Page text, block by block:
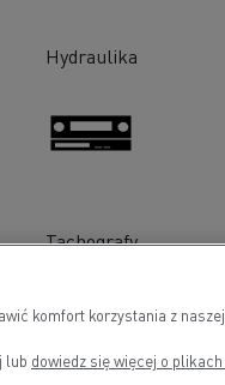
Hydraulika
Tachografy
komfort korzystania z
lub dowiedz się więcej o